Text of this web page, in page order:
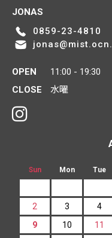
JONAS
0859-23-4810
OPEN
11:00 - 19:30
CLOSE
水曜
Sun Mon Tue
2
3 4
9
10 11